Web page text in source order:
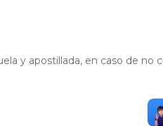
y apostillada, en caso de no